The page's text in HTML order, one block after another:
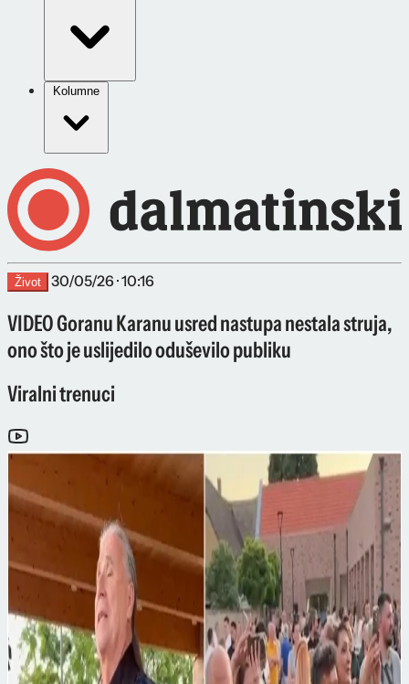
Kolumne
Život 30/05/26 · 10:16
VIDEO Goranu Karanu usred nastupa nestala struja,
ono što je uslijedilo oduševilo publiku
Viralni trenuci